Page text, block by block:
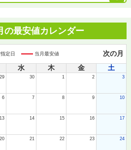
の最安値カレンダー
指定日 当月最安値
次の月
水 木 金 土
29 30 1 2 3
6 7 8 9 10
13 14 15 16 17
20 21 22 23 24